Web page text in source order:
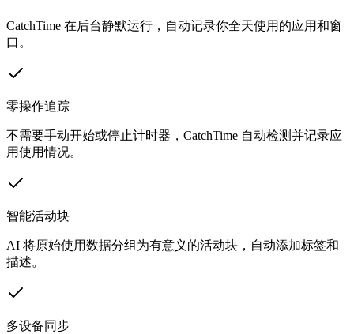
CatchTime 在后台静默运行，自动记录你全天使用的应用和窗
口。
零操作追踪
不需要手动开始或停止计时器，CatchTime 自动检测并记录应
用使用情况。
智能活动块
AI 将原始使用数据分组为有意义的活动块，自动添加标签和
描述。
多设备同步